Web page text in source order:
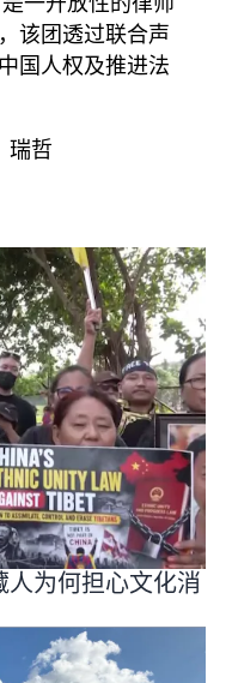
该团透过联合声
国人权及推进法
瑞哲
人为何担心文化消